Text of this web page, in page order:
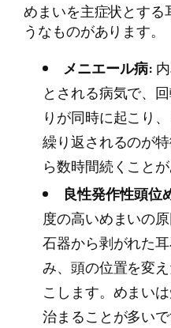
めまいを主症状とする
うなものがあります。
メニエール病:
とされる病気で、
りが同時に起こり
繰り返されるのが
ら数時間続くことが
良性発作性頭位
度の高いめまいの
石器から剥がれた
み、頭の位置を変
こします。めまい
治まることが多いで